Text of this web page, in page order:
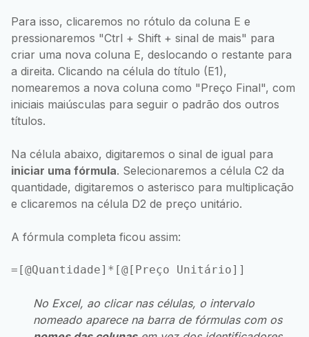
Para isso, clicaremos no rótulo da coluna E e
pressionaremos "Ctrl + Shift + sinal de mais" para
criar uma nova coluna E, deslocando o restante para
a direita. Clicando na célula do título (E1),
nomearemos a nova coluna como "Preço Final", com
iniciais maiúsculas para seguir o padrão dos outros
títulos.
Na célula abaixo, digitaremos o sinal de igual para
iniciar uma fórmula. Selecionaremos a célula C2 da
quantidade, digitaremos o asterisco para multiplicação
e clicaremos na célula D2 de preço unitário.
A fórmula completa ficou assim:
No Excel, ao clicar nas células, o intervalo
nomeado aparece na barra de fórmulas com os